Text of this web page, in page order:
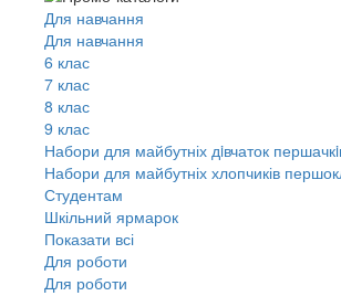
Для навчання
Для навчання
6 клас
7 клас
8 клас
9 клас
Набори для майбутніх дiвчаток
Набори для майбутніх хлопчиків
Студентам
Шкільний ярмарок
Показати всі
Для роботи
Для роботи